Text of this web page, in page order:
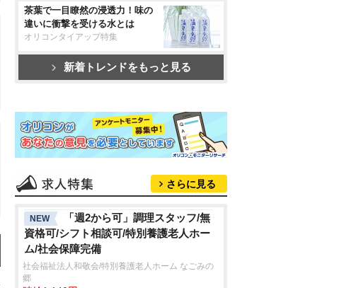
茶葉で一目瞭然の浸透力！味の
違いに衝撃を受ける水とは
オリコンタイアップ特集
新着トレンドをもっと見る
さらに見る
NEW
「週2から可」調理スタッフ/無
資格可/シフト相談可/特別養護老人ホー
ム/社会保障完備
社会福祉法人和敬会/特別養護老人ホーム なごみの
郷